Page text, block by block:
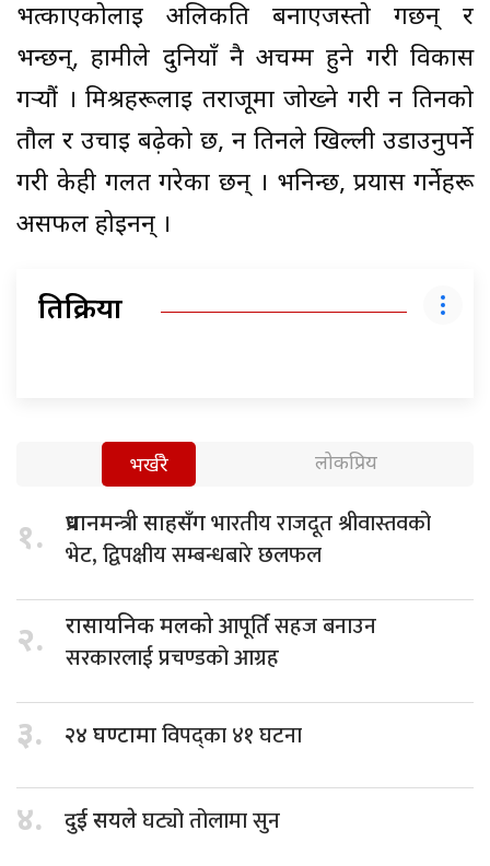
भत्काएकोलाई अलिकति बनाएजस्तो गर्छन् र
भन्छन्, हामीले दुनियाँ नै अचम्म हुने गरी विकास
गऱ्यौं । मिश्रहरूलाई तराजूमा जोख्ने गरी न तिनको
तौल र उचाइ बढ़ेको छ, न तिनले खिल्ली उडाउनुपर्ने
गरी केही गलत गरेका छन् । भनिन्छ, प्रयास गर्नेहरू
असफल होइनन् ।
प्रतिक्रिया
भर्खरै लोकप्रिय
१. प्रधानमन्त्री साहसँगभारतीय राजदूत श्रीवास्तवको
भेट, द्विपक्षीय सम्बन्धबारे छलफल
२. रासायनिक मलकोआपूर्ति सहज बनाउन
सरकारलाई प्रचण्डको आग्रह
३. २४ घण्टामाविपद्का ४१ घटना
४. दुई सयलेघट्यो तोलामा सुन